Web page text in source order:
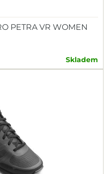
PETRA VR WOMEN
Skladem